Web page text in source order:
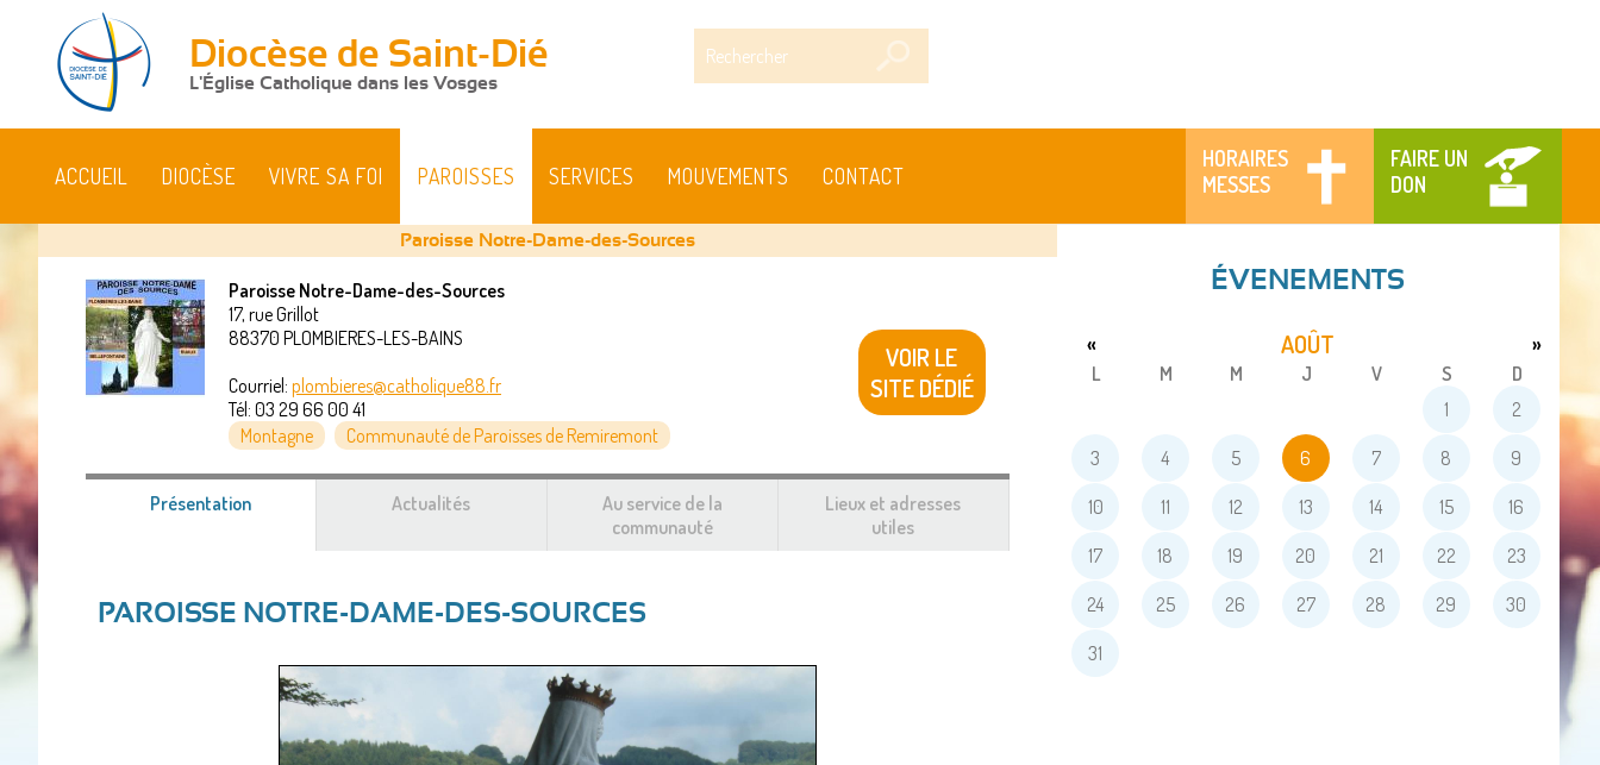
Diocèse de Saint-Dié
L'Église Catholique dans les Vosges
HORAIRES
MESSES
FAIRE UN
DON
ACCUEIL DIOCÈSE VIVRE SA FOI PAROISSES SERVICES MOUVEMENTS CONTACT
Vous
êtes
Paroisse Notre-Dame-des-Sources
Paroisse Notre-Dame-des-Sources
17, rue Grillot
88370 PLOMBIERES-LES-BAINS
Courriel: plombieres@catholique88.fr
Tél: 03 29 66 00 41
Montagne
Communauté de Paroisses de Remiremont
VOIR LE
SITE DÉDIÉ
Présentation(onglet
Actualités
Au service de la
communauté
Lieux et adresses
utiles
PAROISSE NOTRE-DAME-DES-SOURCES
ÉVENEMENTS
AOÛT
« »
L M M J V S
D
1
2
3 4 5 6 7 8 9
10 11 12 13 14 15 16
17 18 19 20 21 22 23
24 25 26 27 28 29 30
31